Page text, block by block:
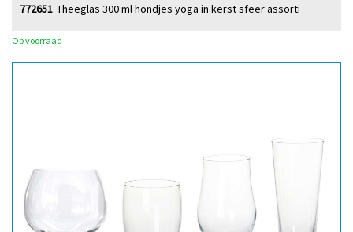
Theeglas 300 ml hondjes yoga in kerst sfeer assorti
772651
Op voorraad